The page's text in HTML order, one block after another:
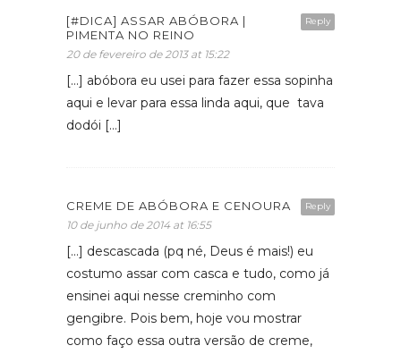
Reply
[#DICA] ASSAR ABÓBORA |
PIMENTA NO REINO
20 de fevereiro de 2013 at 15:22
[…] abóbora eu usei para fazer essa sopinha
aqui e levar para essa linda aqui, que tava
dodói […]
Reply
CREME DE ABÓBORA E CENOURA
10 de junho de 2014 at 16:55
[…] descascada (pq né, Deus é mais!) eu
costumo assar com casca e tudo, como já
ensinei aqui nesse creminho com
gengibre. Pois bem, hoje vou mostrar
como faço essa outra versão de creme,